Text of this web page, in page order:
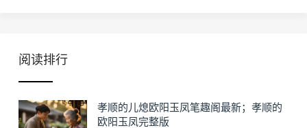
阅读排行
孝顺的儿熄欧阳玉凤笔趣阁最新；孝顺的
欧阳玉凤完整版